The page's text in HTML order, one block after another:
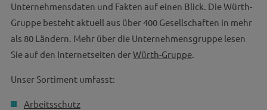
Unternehmensdaten und Fakten auf einen Blick. Die Würth-
Gruppe besteht aktuell aus über 400 Gesellschaften in mehr
als 80 Ländern. Mehr über die Unternehmensgruppe lesen
Sie auf den Internetseiten derWürth-Gruppe.
Unser Sortiment umfasst:
Arbeitsschutz